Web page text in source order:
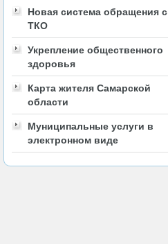
Новая система обращения с
ТКО
Укрепление общественного
здоровья
Карта жителя Самарской
области
Муниципальные услуги в
электронном виде